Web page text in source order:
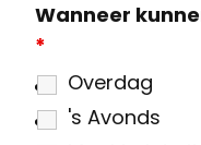
Wanneer
*
Overdag
's Avonds